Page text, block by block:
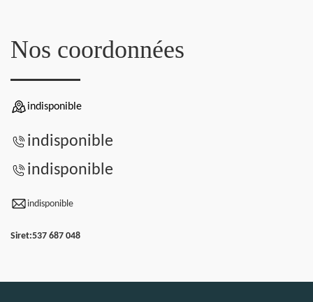
Nos coordonnées
indisponible
indisponible
indisponible
indisponible
Siret:537 687 048